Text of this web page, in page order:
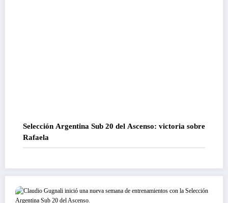
Selección Argentina Sub 20 del Ascenso: victoria sobre
Rafaela